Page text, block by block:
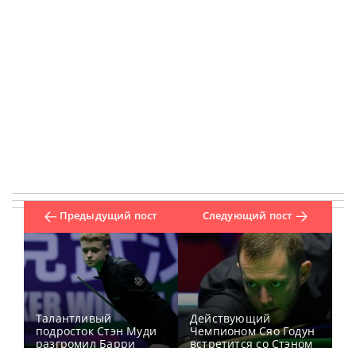
Предыдущий пост
Талантливый
подросток Стэн Муди
разгромил Барри
Следующий пост
Действующий
Чемпионом Сяо Годун
встретится со Стэном